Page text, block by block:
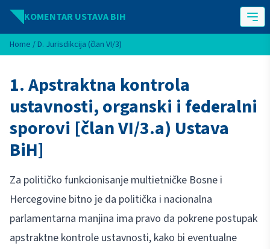
Idi na sadržaj
KOMENTAR USTAVA BIH
Home / D. Jurisdikcija (član VI/3)
1. Apstraktna kontrola
ustavnosti, organski i federalni
sporovi [član VI/3.a) Ustava
BiH]
Za političko funkcionisanje multietničke Bosne i
Hercegovine bitno je da politička i nacionalna
parlamentarna manjina ima pravo da pokrene postupak
apstraktne kontrole ustavnosti, kako bi eventualne